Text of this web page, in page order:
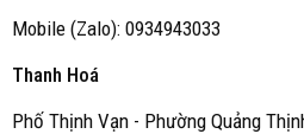
Mobile (Zalo): 0934943033
Thanh Hoá
Phố Thịnh Vạn - Phường Quảng